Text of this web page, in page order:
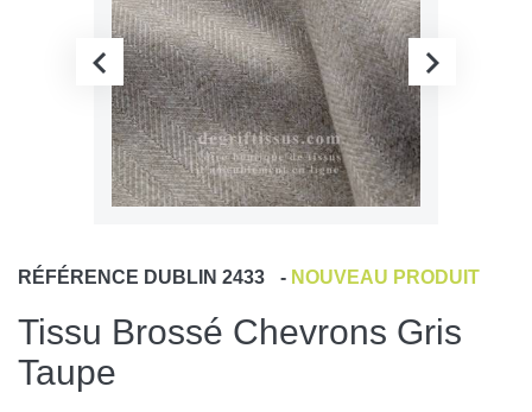
RÉFÉRENCE DUBLIN 2433 - NOUVEAU PRODUIT
Tissu Brossé Chevrons Gris
Taupe